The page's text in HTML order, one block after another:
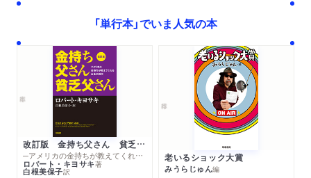
政治
信仰
教師として
テクニック
レコーディング
エイジェントと興行主
アメリカ
「単行本」でいま人気の本
改訂版 金持ち父さん 貧乏父さん
─アメリカの金持ちが教えてくれるお金の哲学
ロバート・キヨサキ著
白根美保子訳
老いるショック大賞
みうらじゅん編